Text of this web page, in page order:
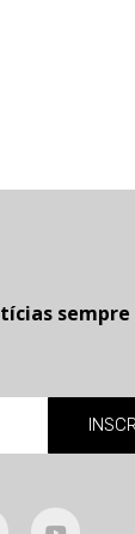
sempre
Y